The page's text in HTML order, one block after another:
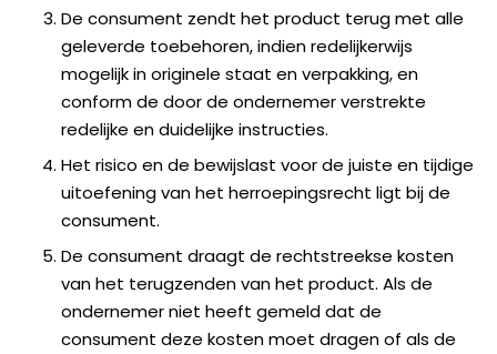
De consument zendt het product terug met alle
geleverde toebehoren, indien redelijkerwijs
mogelijk in originele staat en verpakking, en
conform de door de ondernemer verstrekte
redelijke en duidelijke instructies.
Het risico en de bewijslast voor de juiste en tijdige
uitoefening van het herroepingsrecht ligt bij de
consument.
De consument draagt de rechtstreekse kosten
van het terugzenden van het product. Als de
ondernemer niet heeft gemeld dat de
consument deze kosten moet dragen of als de